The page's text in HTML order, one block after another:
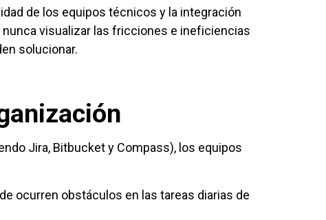
de los equipos técnicos y la integración
visualizar las fricciones e ineficiencias
solucionar.
Jira, Bitbucket y Compass), los equipos
ocurren obstáculos en las tareas diarias de